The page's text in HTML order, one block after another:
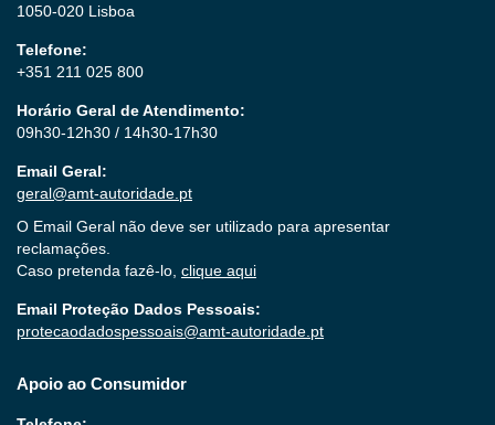
1050-020 Lisboa
Telefone:
+351 211 025 800
Horário Geral de Atendimento:
09h30-12h30 / 14h30-17h30
Email Geral:
geral@amt-autoridade.pt
O Email Geral não deve ser utilizado para apresentar
reclamações.
Caso pretenda fazê-lo, clique aqui
Email Proteção Dados Pessoais:
protecaodadospessoais@amt-autoridade.pt
Apoio ao Consumidor